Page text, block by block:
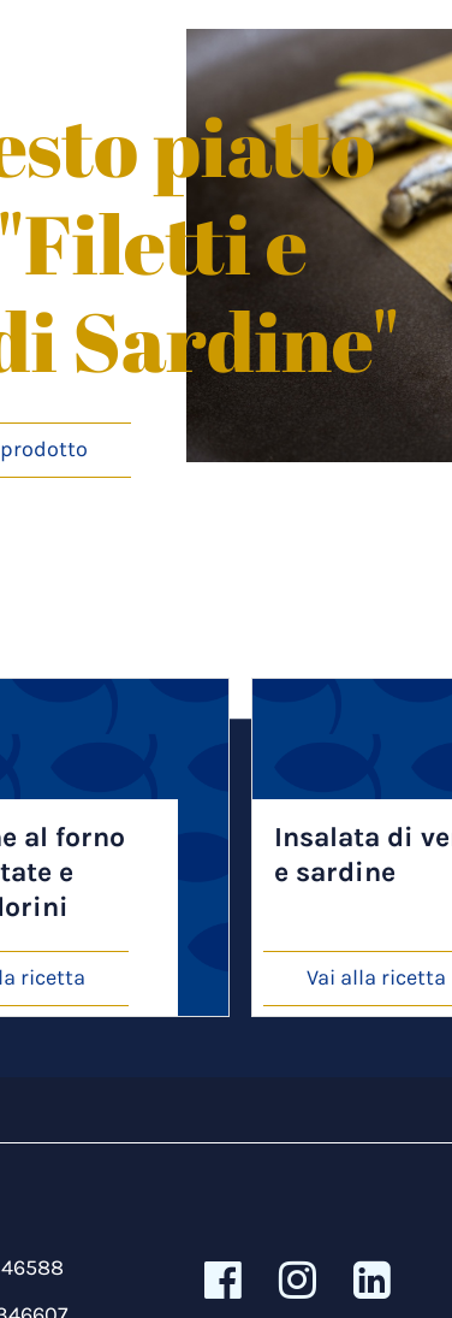
piatto
e
Sardine"
al forno
e
ricetta
Insalata di
e sardine
Vai alla ricetta